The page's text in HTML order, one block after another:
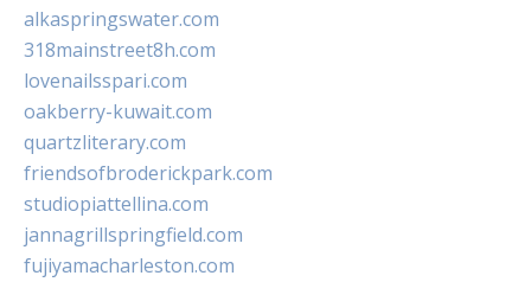
alkaspringswater.com
318mainstreet8h.com
lovenailsspari.com
oakberry-kuwait.com
quartzliterary.com
friendsofbroderickpark.com
studiopiattellina.com
jannagrillspringfield.com
fujiyamacharleston.com